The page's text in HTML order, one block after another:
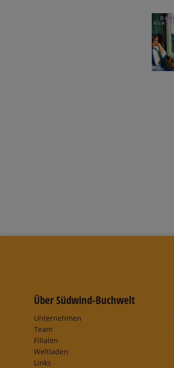
Über Südwind-Buchwelt
Unternehmen
Team
Filialen
Weltladen
Links